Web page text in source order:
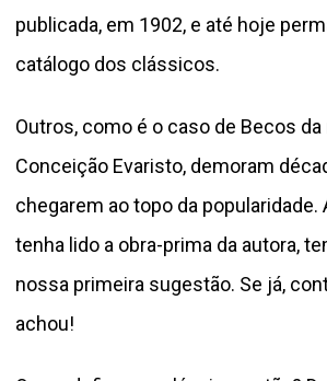
publicada, em 1902, e até hoje
catálogo dos clássicos.
Outros, como é o caso de Becos da
Conceição Evaristo, demoram
chegarem ao topo da popularidade.
tenha lido a obra-prima da autora,
nossa primeira sugestão. Se já,
achou!